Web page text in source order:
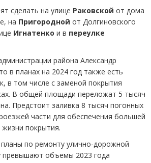
сделать на улице Раковской от дома
на Пригородной от Долгиновского
Игнатенко и в переулке
района Александр
в планах на 2024 год также есть
в том числе с заменой покрытия
В общей площади переложат 5 тысяч
Предстоит заливка 8 тысяч погонных
части для обеспечения большей
покрытия.
по ремонту улично-дорожной
превышают объемы 2023 года